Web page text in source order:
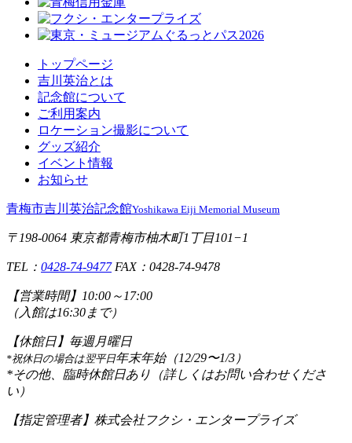
トップページ
吉川英治とは
記念館について
ご利用案内
ロケーション撮影について
グッズ紹介
イベント情報
お知らせ
青梅市吉川英治記念館Yoshikawa Eiji Memorial Museum
〒198-0064 東京都青梅市柚木町1丁目101−1
TEL： 0428-74-9477FAX：0428-74-9478
【営業時間】 10:00～17:00
（入館は16:30まで）
【休館日】 毎週月曜日
*祝休日の場合は翌平日年末年始（12/29〜1/3）
*その他、臨時休館日あり（詳しくはお問い合わせくださ
い）
【指定管理者】 株式会社フクシ・エンタープライズ